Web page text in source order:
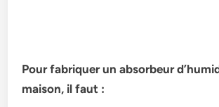
Pour fabriquer un absorbeur
maison, il faut :